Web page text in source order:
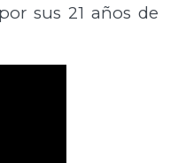
sus 21 años de